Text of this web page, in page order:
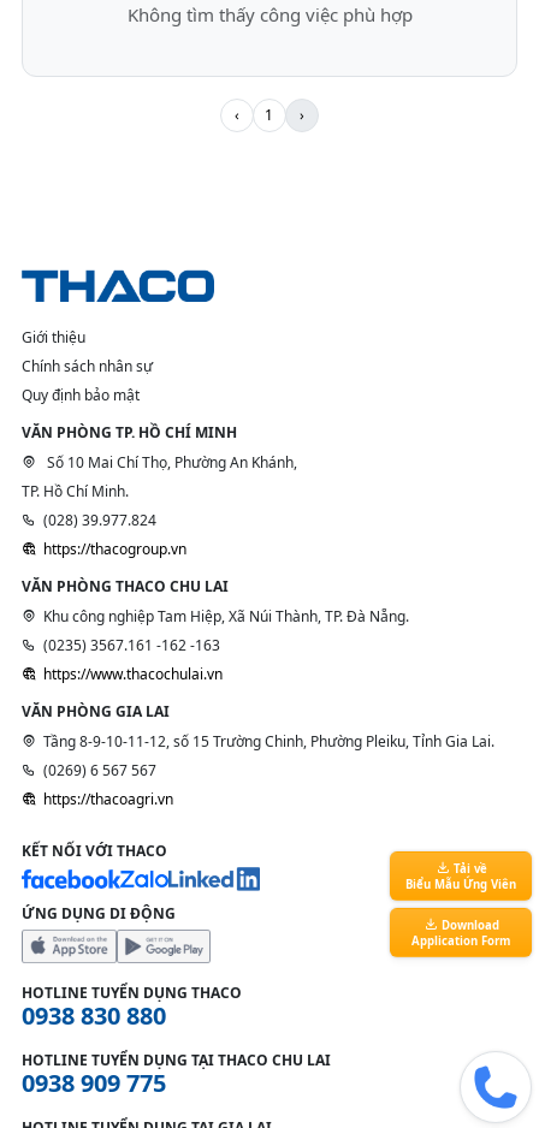
Không tìm thấy công việc phù hợp
‹ 1 ›
Giới thiệu
Chính sách nhân sự
Quy định bảo mật
VĂN PHÒNG TP. HỒ CHÍ MINH
Số 10 Mai Chí Thọ, Phường An Khánh,
TP. Hồ Chí Minh.
(028) 39.977.824
https://thacogroup.vn
VĂN PHÒNG THACO CHU LAI
Khu công nghiệp Tam Hiệp, Xã Núi Thành, TP. Đà Nẵng.
(0235) 3567.161 -162 -163
https://www.thacochulai.vn
VĂN PHÒNG GIA LAI
Tầng 8-9-10-11-12, số 15 Trường Chinh, Phường Pleiku, Tỉnh Gia Lai.
(0269) 6 567 567
https://thacoagri.vn
KẾT NỐI VỚI THACO
ỨNG DỤNG DI ĐỘNG
HOTLINE TUYỂN DỤNG THACO
0938 830 880
HOTLINE TUYỂN DỤNG TẠI THACO CHU LAI
0938 909 775
Tải về
Biểu Mẫu Ứng Viên
Download
Application Form